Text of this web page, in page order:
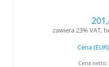
zawiera 23% VAT,
Cena
Cena netto: